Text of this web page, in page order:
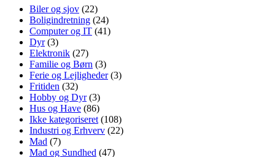
Biler og sjov (22)
Boligindretning (24)
Computer og IT (41)
Dyr(3)
Elektronik (27)
Familie og Børn (3)
Ferie og Lejligheder(3)
Fritiden (32)
Hobby og Dyr(3)
Hus og Have (86)
Ikke kategoriseret (108)
Industri og Erhverv (22)
Mad (7)
Mad og Sundhed (47)